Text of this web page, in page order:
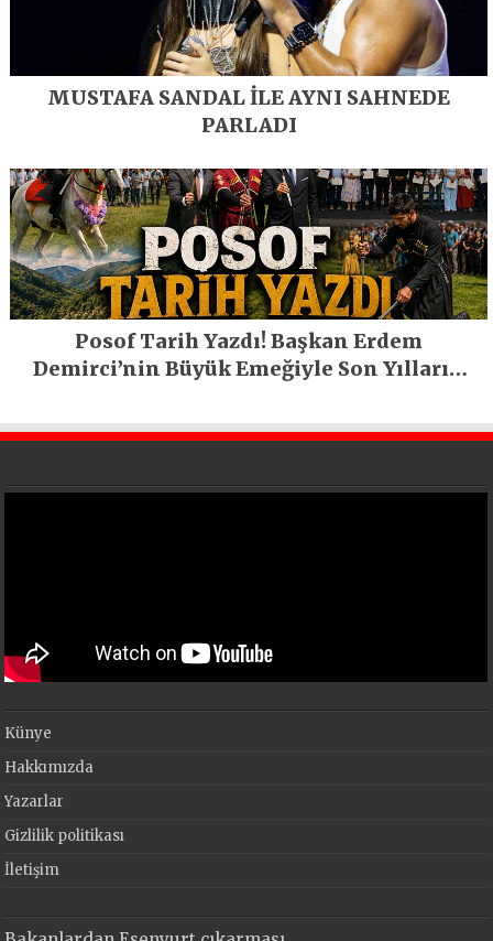
MUSTAFA SANDAL İLE AYNI SAHNEDE
PARLADI
Posof Tarih Yazdı! Başkan Erdem
Demirci’nin Büyük Emeğiyle Son Yılların
Künye
Hakkımızda
Yazarlar
Gizlilik politikası
İletişim